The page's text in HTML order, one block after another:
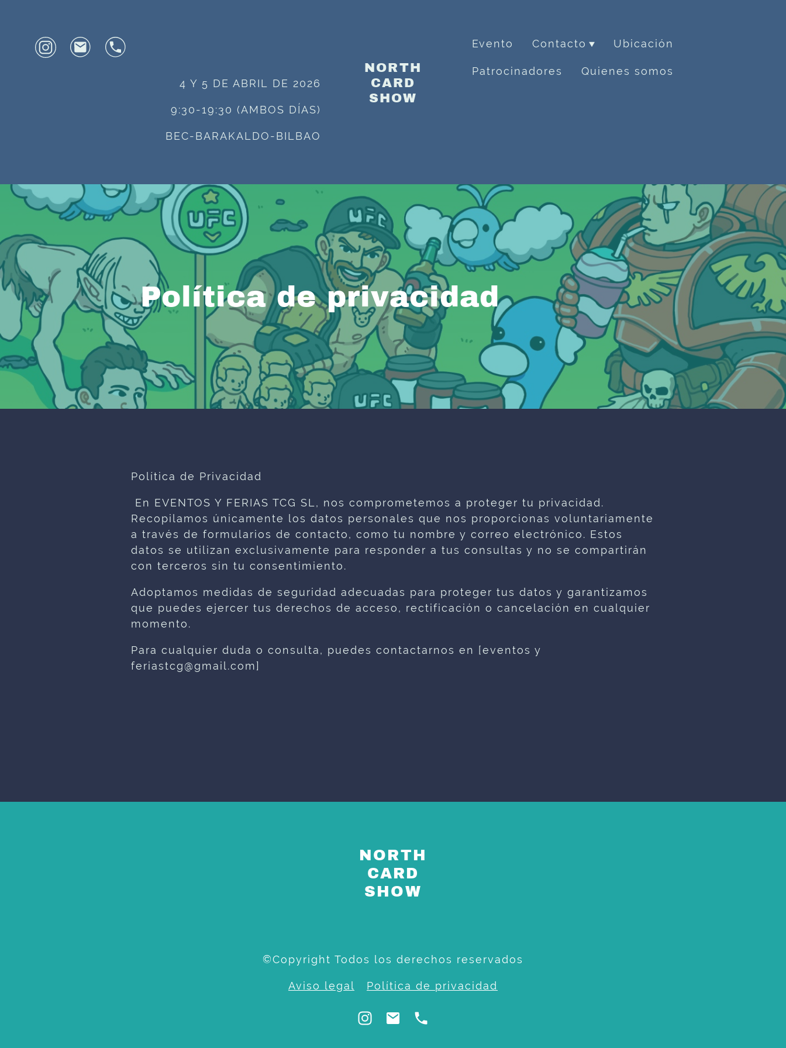
4 Y 5 DE ABRIL DE 2026
9:30-19:30 (AMBOS DÍAS)
BEC-BARAKALDO-BILBAO
NORTH
CARD
SHOW
Evento Contacto Ubicación
Patrocinadores Quienes somos
Política de privacidad
Política de Privacidad
En EVENTOS Y FERIAS TCG SL, nos comprometemos a proteger tu privacidad.
Recopilamos únicamente los datos personales que nos proporcionas voluntariamente
a través de formularios de contacto, como tu nombre y correo electrónico. Estos
datos se utilizan exclusivamente para responder a tus consultas y no se compartirán
con terceros sin tu consentimiento.
Adoptamos medidas de seguridad adecuadas para proteger tus datos y garantizamos
que puedes ejercer tus derechos de acceso, rectificación o cancelación en cualquier
momento.
Para cualquier duda o consulta, puedes contactarnos en [eventos y
feriastcg@gmail.com]
NORTH
CARD
SHOW
©Copyright Todos los derechos reservados
Aviso legal Política de privacidad